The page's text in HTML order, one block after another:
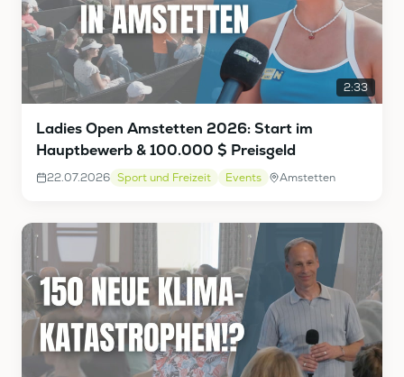
2:33
Ladies Open Amstetten 2026: Start im
Hauptbewerb & 100.000 $ Preisgeld
22.07.2026 Sport und Freizeit Events Amstetten